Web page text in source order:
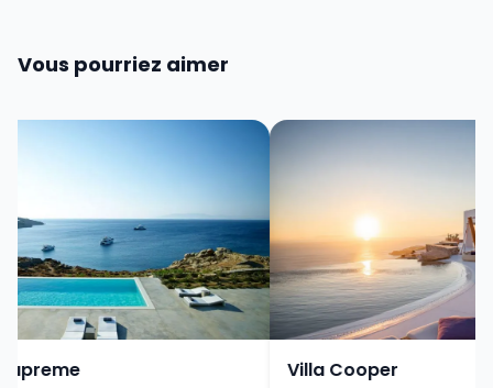
Vous pourriez aimer
Villa Cooper